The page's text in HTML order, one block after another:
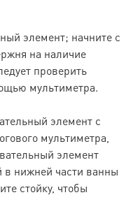
элемент; начните с
на наличие
проверить
мультиметра.
элемент с
мультиметра,
элемент
в нижней части ванны
стойку, чтобы